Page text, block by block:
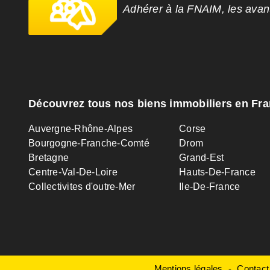
Adhérer à la FNAIM, les
Découvrez tous nos biens immobiliers en
Auvergne-Rhône-Alpes
Bourgogne-Franche-Comté
Bretagne
Centre-Val-De-Loire
Collectivites d'outre-Mer
Corse
Drom
Grand-Est
Hauts-De-France
Ile-De-France